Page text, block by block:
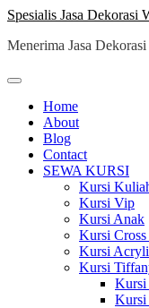
Skip
content
Spesialis Jasa Dekorasi
Menerima Jasa
Home
About
Blog
Contact
SEWA KURSI
Kursi
Kursi Vip
Kursi Anak
Kursi
Kursi
Kursi
Kursi